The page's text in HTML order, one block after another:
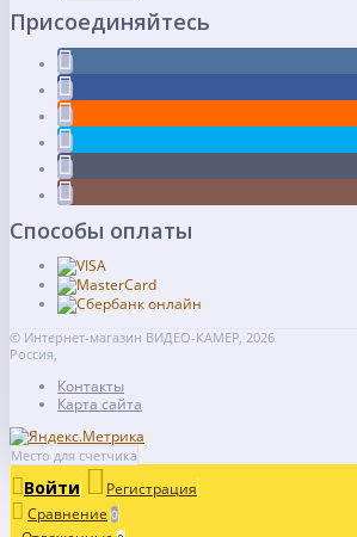
Присоединяйтесь
Способы оплаты
© Интернет-магазин ВИДЕО-КАМЕР, 2026
Россия,
Контакты
Карта сайта
Место для счетчика
Войти
Регистрация
Сравнение 0